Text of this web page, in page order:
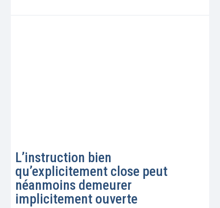
L’instruction bien
qu’explicitement close peut
néanmoins demeurer
implicitement ouverte